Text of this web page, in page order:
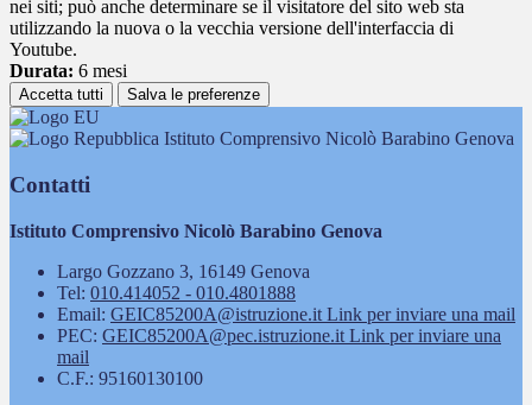
nei siti; può anche determinare se il visitatore del sito web sta
utilizzando la nuova o la vecchia versione dell'interfaccia di
Youtube.
Durata: 6 mesi
Accetta tutti Salva le preferenze
Istituto Comprensivo Nicolò Barabino Genova
Contatti
Istituto Comprensivo Nicolò Barabino Genova
Largo Gozzano 3, 16149 Genova
Tel: 010.414052 - 010.4801888
Email: GEIC85200A@istruzione.it Link per inviare una mail
PEC: GEIC85200A@pec.istruzione.it Link per inviare una
mail
C.F.: 95160130100